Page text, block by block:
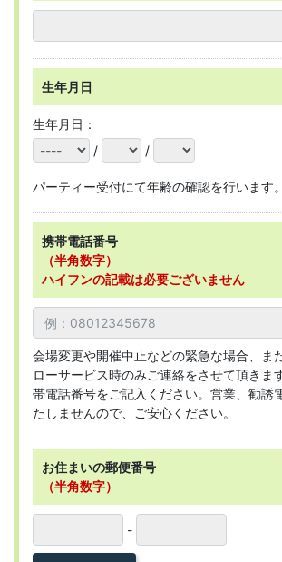
生年月日
生年月日：
/
/
パーティー受付にて年齢の確認を行います。
携帯電話番号
（半角数字）
ハイフンの記載は必要ございません
会場変更や開催中止などの緊急な場合、ま
ローサービス時のみご連絡をさせて頂きま
帯電話番号をご記入ください。営業、勧誘
たしませんので、ご安心ください。
お住まいの郵便番号
（半角数字）
-